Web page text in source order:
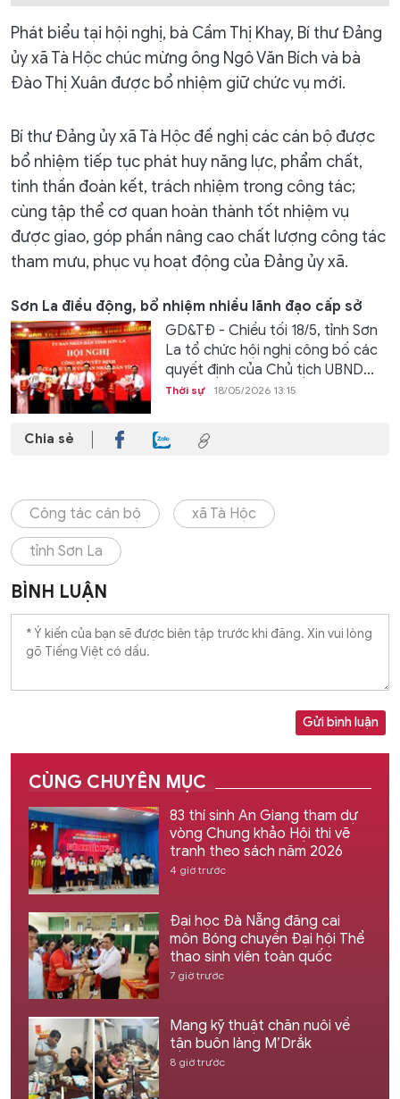
Phát biểu tại hội nghị, bà Cầm Thị Khay, Bí thư Đảng
ủy xã Tà Hộc chúc mừng ông Ngô Văn Bích và bà
Đào Thị Xuân được bổ nhiệm giữ chức vụ mới.
Bí thư Đảng ủy xã Tà Hộc đề nghị các cán bộ được
bổ nhiệm tiếp tục phát huy năng lực, phẩm chất,
tinh thần đoàn kết, trách nhiệm trong công tác;
cùng tập thể cơ quan hoàn thành tốt nhiệm vụ
được giao, góp phần nâng cao chất lượng công tác
tham mưu, phục vụ hoạt động của Đảng ủy xã.
Sơn La điều động, bổ nhiệm nhiều lãnh đạo cấp sở
GD&TĐ - Chiều tối 18/5, tỉnh Sơn
La tổ chức hội nghị công bố các
quyết định của Chủ tịch UBND...
Thời sự 18/05/2026 13:15
Chia sẻ
Công tác cán bộ xã Tà Hộc
tỉnh Sơn La
BÌNH LUẬN
Gửi bình luận
CÙNG CHUYÊN MỤC
83 thí sinh An Giang tham dự
vòng Chung khảo Hội thi vẽ
tranh theo sách năm 2026
4 giờ trước
Đại học Đà Nẵng đăng cai
môn Bóng chuyền Đại hội Thể
thao sinh viên toàn quốc
7 giờ trước
Mang kỹ thuật chăn nuôi về
tận buôn làng M’Drắk
8 giờ trước